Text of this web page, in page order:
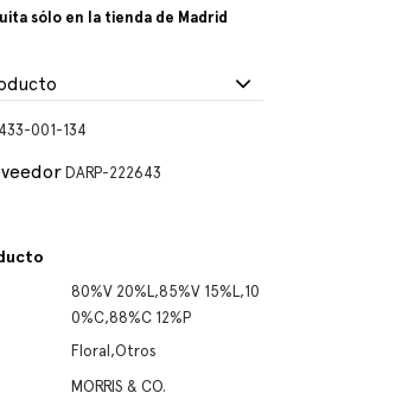
sólo en la tienda de Madrid
001-134
DARP-222643
80%V 20%L,85%V 15%L,10
0%C,88%C 12%P
Floral,Otros
MORRIS & CO.